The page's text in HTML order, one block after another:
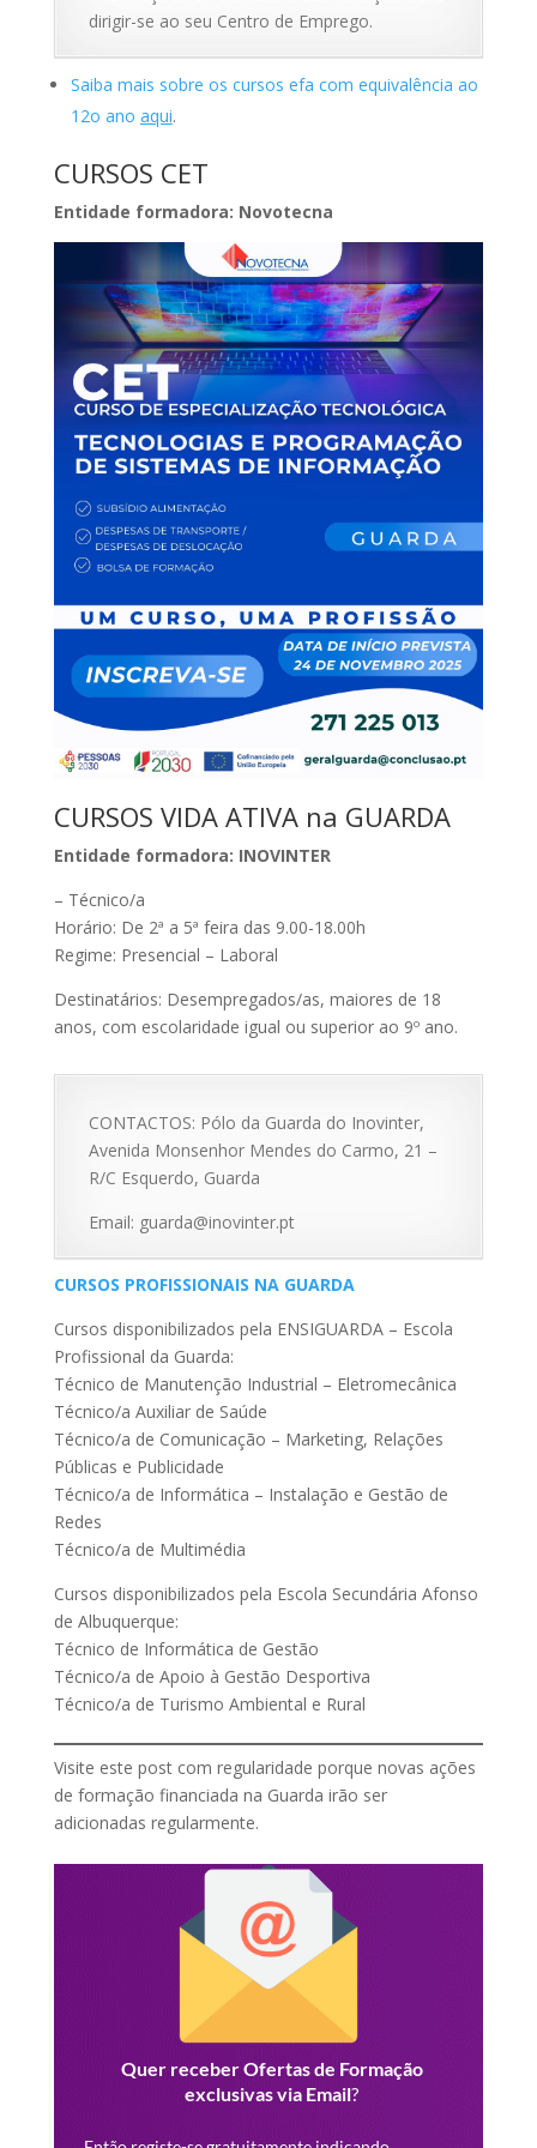
dirigir-se ao seu Centro de Emprego.
Saiba mais sobre os cursos efa com equivalência ao
12o ano aqui.
CURSOS CET
Entidade formadora: Novotecna
CURSOS VIDA ATIVA na GUARDA
Entidade formadora: INOVINTER
– Técnico/a
Horário: De 2ª a 5ª feira das 9.00-18.00h
Regime: Presencial – Laboral
Destinatários: Desempregados/as, maiores de 18
anos, com escolaridade igual ou superior ao 9º ano.
CONTACTOS: Pólo da Guarda do Inovinter,
Avenida Monsenhor Mendes do Carmo, 21 –
R/C Esquerdo, Guarda
Email: guarda@inovinter.pt
CURSOS PROFISSIONAIS NA GUARDA
Cursos disponibilizados pela ENSIGUARDA – Escola
Profissional da Guarda:
Técnico de Manutenção Industrial – Eletromecânica
Técnico/a Auxiliar de Saúde
Técnico/a de Comunicação – Marketing, Relações
Públicas e Publicidade
Técnico/a de Informática – Instalação e Gestão de
Redes
Técnico/a de Multimédia
Cursos disponibilizados pela Escola Secundária Afonso
de Albuquerque:
Técnico de Informática de Gestão
Técnico/a de Apoio à Gestão Desportiva
Técnico/a de Turismo Ambiental e Rural
Visite este post com regularidade porque novas ações
de formação financiada na Guarda irão ser
adicionadas regularmente.